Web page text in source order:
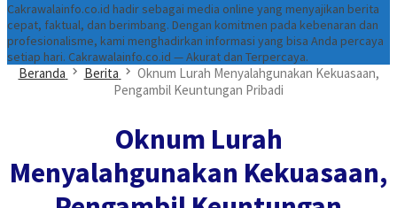
Cakrawalainfo.co.id hadir sebagai media online yang menyajikan berita
cepat, faktual, dan berimbang. Dengan komitmen pada kebenaran dan
profesionalisme, kami menghadirkan informasi yang bisa Anda percaya
setiap hari. Cakrawalainfo.co.id — Akurat dan Terpercaya.
Beranda Berita
Oknum Lurah Menyalahgunakan Kekuasaan,
Pengambil Keuntungan Pribadi
Oknum Lurah
Menyalahgunakan Kekuasaan,